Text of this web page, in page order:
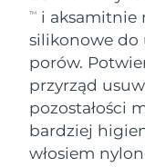
TM
i aksamitnie
silikonowe do
porów.
przyrząd
pozostałości
bardziej
włosiem
All
For
18%
Kosmetyki
Kupuj
Gibraltar
Grecja
SRA
(Chiny)